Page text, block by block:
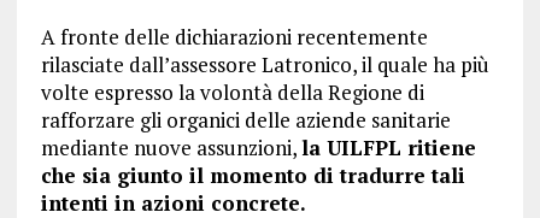
A fronte delle dichiarazioni recentemente
rilasciate dall’assessore Latronico, il quale ha più
volte espresso la volontà della Regione di
rafforzare gli organici delle aziende sanitarie
mediante nuove assunzioni,la UILFPL ritiene
che sia giunto il momento di tradurre tali
intenti in azioni concrete.